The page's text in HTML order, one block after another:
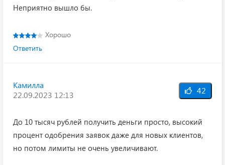
Неприятно вышло бы.
Хорошо
Ответить
Камилла
22.09.2023 12:13
42
До 10 тысяч рублей получить деньги просто, высокий
процент одобрения заявок даже для новых клиентов,
но потом лимиты не очень увеличивают.